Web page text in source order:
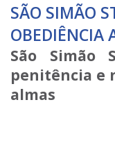
SÃO SIMÃO
OBEDIÊNCIA
São Simão
penitência e
almas